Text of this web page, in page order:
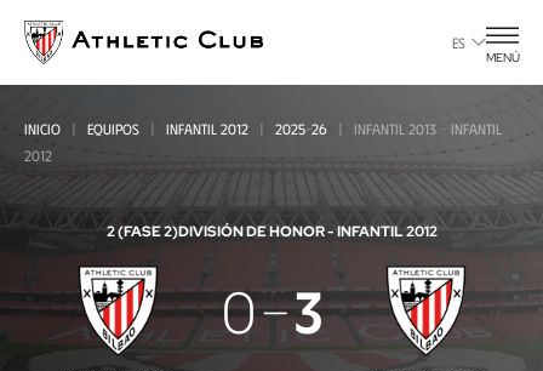
contenido
principal
ES
MENÚ
INICIO EQUIPOS INFANTIL 2012 2025-26
INFANTIL 2013 - INFANTIL
2012
2 (FASE 2)DIVISIÓN DE HONOR - INFANTIL 2012
Infantil
2013
0 3